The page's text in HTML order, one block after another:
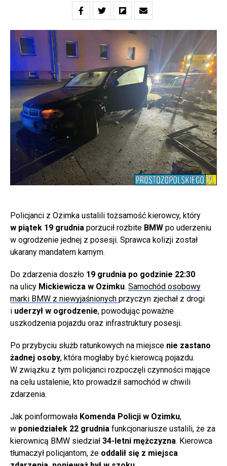
Policjanci z Ozimka ustalili tożsamość kierowcy, który
w piątek 19 grudnia porzucił rozbite BMW po uderzeniu
w ogrodzenie jednej z posesji. Sprawca kolizji został
ukarany mandatem karnym.
Do zdarzenia doszło 19 grudnia po godzinie 22:30
na ulicy Mickiewicza w Ozimku. Samochód osobowy
marki BMW z niewyjaśnionych przyczyn zjechał z drogi
i uderzył w ogrodzenie, powodując poważne
uszkodzenia pojazdu oraz infrastruktury posesji.
Po przybyciu służb ratunkowych na miejsce nie zastano
żadnej osoby, która mogłaby być kierowcą pojazdu.
W związku z tym policjanci rozpoczęli czynności mające
na celu ustalenie, kto prowadził samochód w chwili
zdarzenia.
Jak poinformowała Komenda Policji w Ozimku,
w poniedziałek 22 grudnia funkcjonariusze ustalili, że za
kierownicą BMW siedział 34-letni mężczyzna. Kierowca
tłumaczył policjantom, że oddalił się z miejsca